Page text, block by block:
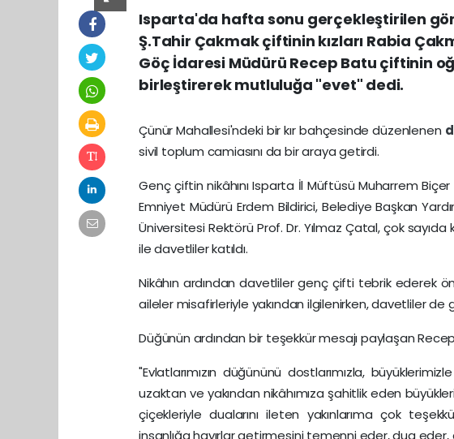
Isparta'da hafta sonu gerçekleştirilen
Ş.Tahir Çakmak çiftinin kızları Rabia
Göç İdaresi Müdürü Recep Batu çiftinin
birleştirerek mutluluğa "evet" dedi.
Çünür Mahallesi'ndeki bir kır bahçesinde düzenlenen
sivil toplum camiasını da bir araya getirdi.
Genç çiftin nikâhını Isparta İl Müftüsü Muharrem
Emniyet Müdürü Erdem Bildirici, Belediye Başkan
Üniversitesi Rektörü Prof. Dr. Yılmaz Çatal, çok
ile davetliler katıldı.
Nikâhın ardından davetliler genç çifti tebrik ederek
aileler misafirleriyle yakından ilgilenirken, davetliler
Düğünün ardından bir teşekkür mesajı paylaşan
"Evlatlarımızın düğününü dostlarımızla,
uzaktan ve yakından nikâhımıza şahitlik eden
çiçekleriyle dualarını ileten yakınlarıma çok